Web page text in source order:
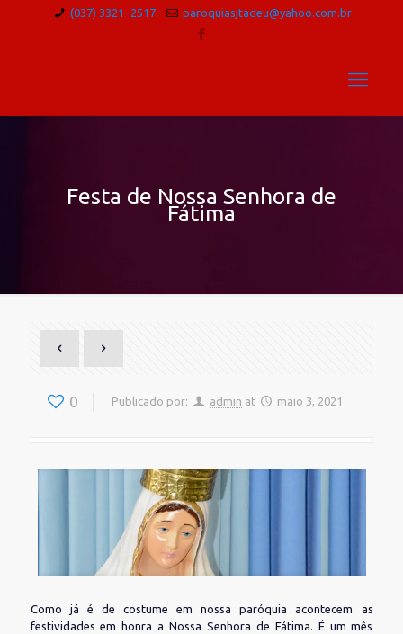
(037) 3321–2517 paroquiasjtadeu@yahoo.com.br
Festa de Nossa Senhora de
Fátima
0 Publicado por: admin at maio 3, 2021
Como já é de costume em nossa paróquia acontecem as
festividades em honra a Nossa Senhora de Fátima. É um mês